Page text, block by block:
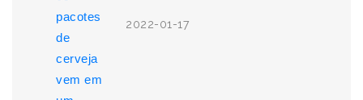
2022-01-17